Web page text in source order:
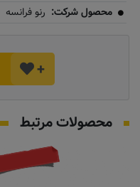
محصول شرکت: رنو فرانسه
+
محصولات مرتبط
تماس بگیرید